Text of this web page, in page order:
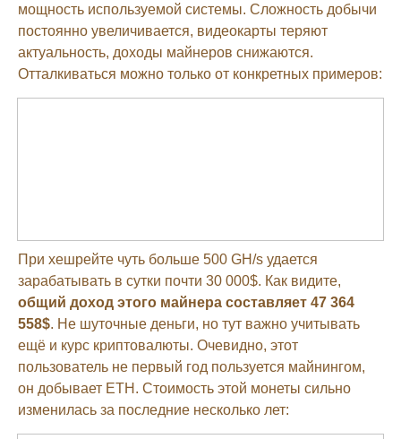
мощность используемой системы. Сложность добычи
постоянно увеличивается, видеокарты теряют
актуальность, доходы майнеров снижаются.
Отталкиваться можно только от конкретных примеров:
При хешрейте чуть больше 500 GH/s удается
зарабатывать в сутки почти 30 000$. Как видите,
общий доход этого майнера составляет 47 364
558$. Не шуточные деньги, но тут важно учитывать
ещё и курс криптовалюты. Очевидно, этот
пользователь не первый год пользуется майнингом,
он добывает ETH. Стоимость этой монеты сильно
изменилась за последние несколько лет: